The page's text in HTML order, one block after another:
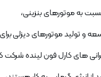
و تولید موتورهای دیزلی